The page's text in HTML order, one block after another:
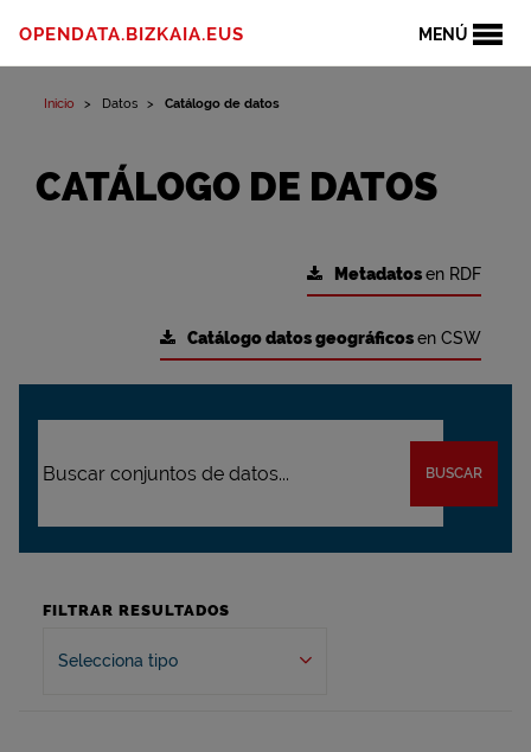
MENÚ
OPENDATA.BIZKAIA.EUS
Inicio Datos Catálogo de datos
CATÁLOGO DE DATOS
Metadatosen RDF
Catálogo datos geográficosen CSW
BUSCAR
FILTRAR RESULTADOS
Selecciona tipo